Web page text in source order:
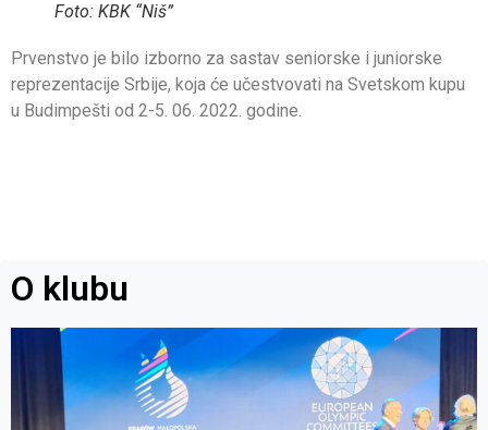
Foto: KBK “Niš”
Prvenstvo je bilo izborno za sastav seniorske i juniorske
reprezentacije Srbije, koja će učestvovati na Svetskom kupu
u Budimpešti od 2-5. 06. 2022. godine.
O klubu